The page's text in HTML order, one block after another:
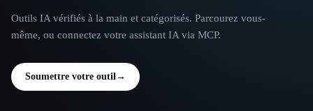
Outils IA vérifiés à la main et catégorisés. Parcourez vous-
même, ou connectez votre assistant IA via MCP.
Soumettre votre outil →